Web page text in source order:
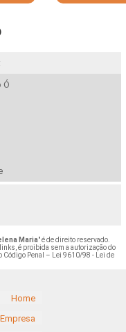
Ó
Maria" é de direito reservado.
é proibida sem a autorização do
Código Penal –
Lei 9610/98 - Lei de
Home
Empresa